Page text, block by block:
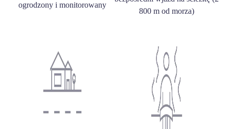
ogrodzony i monitorowany
800 m od morza)